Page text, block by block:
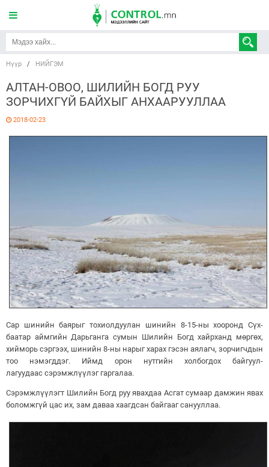
Нүүр / НИЙГЭМ
АЛТАН-ОВОО, ШИЛИЙН БОГД РУУ
ЗОРЧИХГҮЙ БАЙХЫГ АНХААРУУЛЛАА
2018-02-23
Сар шинийн баярыг тохиолдуулан шинийн 8-15-ны хооронд Сүх­
баатар аймгийн Дарьганга сумын Шилийн Богд хайрханд мөргөх,
хийморь сэргээх, шинийн 8-ны нарыг харах гэсэн аялагч, зорчигчдын
тоо нэмэгд­дэг. Иймд орон нут­гийн холбогдох байгуул­
лагуудаас сэрэмжлүүлэг гаргалаа.
Сэрэмжлүүлэгт Шилийн Богд руу явахдаа Асгат сумаар дамжин явах
боломжгүй цас их, зам даваа хаагдсан байгааг санууллаа.